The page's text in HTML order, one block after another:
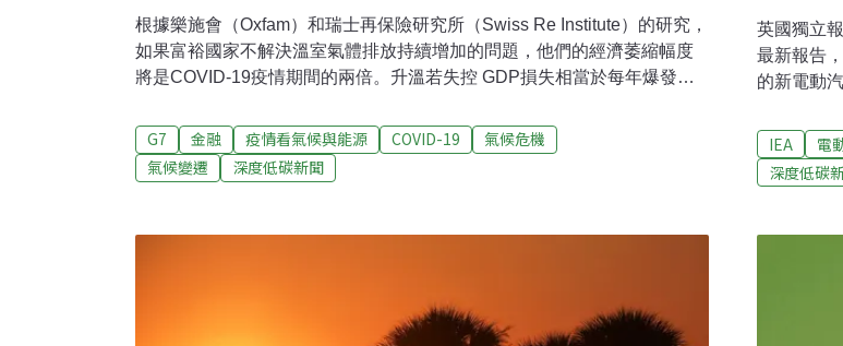
根據樂施會（Oxfam）和瑞士再保險研究所（Swiss Re Institute）的研究，
如果富裕國家不解決溫室氣體排放持續增加的問題，他們的經濟萎縮幅度
將是COVID-19疫情期間的兩倍。升溫若失控 GDP損失相當於每年爆發兩
國、義大利）的經濟在COVID-19大流行期間平均縮水了約4.2%，若氣溫上
升幅度來到2.6°C，2050年前每年將損失8.5%的GDP，或近5兆美元，相當
於每年發生兩次COVID-19危機。
G7 金融 疫情看氣候與能源 COVID-19
氣候危機
氣候變遷
深度低碳新聞
英國獨立
最新報告
的新電動
IEA：要實
動汽車的
電動汽車
Birol）博
實現全球
銷售趨勢
IEA 電
深度低碳